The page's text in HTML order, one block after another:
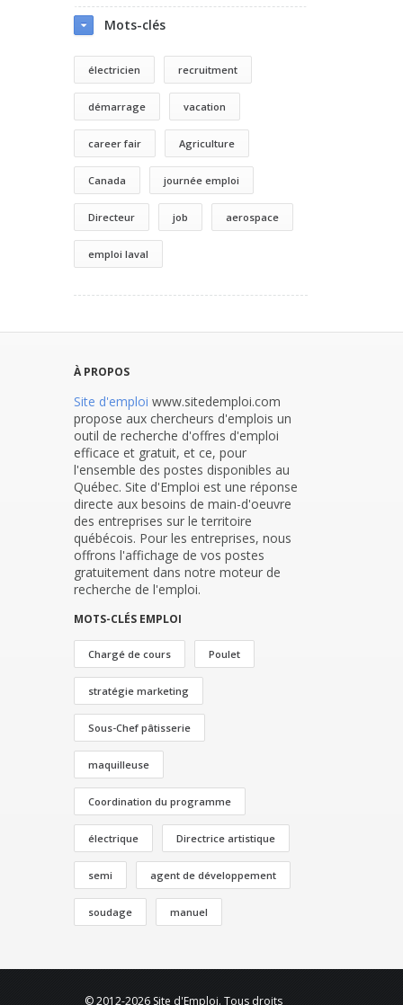
Mots-clés
électricien recruitment
démarrage vacation
career fair Agriculture
Canada journée emploi
Directeur job aerospace
emploi laval
À PROPOS
Site d'emploi www.sitedemploi.com
propose aux chercheurs d'emplois un
outil de recherche d'offres d'emploi
efficace et gratuit, et ce, pour
l'ensemble des postes disponibles au
Québec. Site d'Emploi est une réponse
directe aux besoins de main-d'oeuvre
des entreprises sur le territoire
québécois. Pour les entreprises, nous
offrons l'affichage de vos postes
gratuitement dans notre moteur de
recherche de l'emploi.
MOTS-CLÉS EMPLOI
Chargé de cours Poulet
stratégie marketing
Sous-Chef pâtisserie
maquilleuse
Coordination du programme
électrique Directrice artistique
semi agent de développement
soudage manuel
© 2012-2026 Site d'Emploi. Tous droits